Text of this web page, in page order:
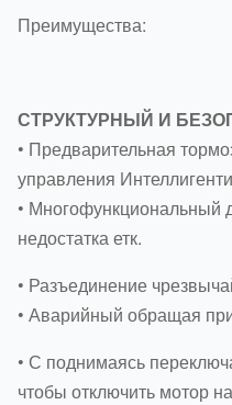
Преимущества:
СТРУКТУРНЫЙ И
• Предварительная
управления
• Многофункциональный
недостатка етк.
• Разъединение
• Аварийный обращая
• С поднимаясь
чтобы отключить мотор